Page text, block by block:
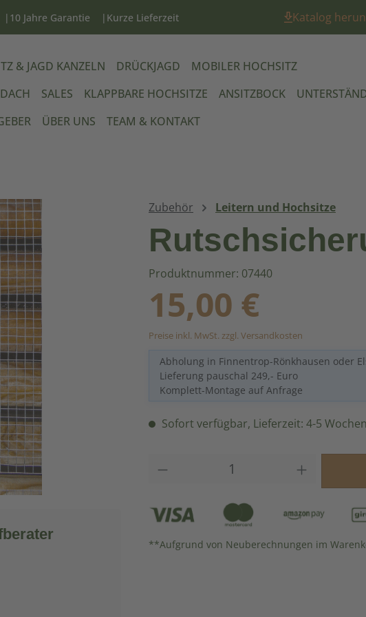
10 Jahre Garantie Kurze Lieferzeit Katalog
& JAGD KANZELN DRÜCKJAGD
MOBILER HOCHSITZ
SALES KLAPPBARE HOCHSITZE ANSITZBOCK
ÜBER UNS TEAM & KONTAKT
Zubehör Leitern und Hochsitze
Produktnummer: 07440
15,00 €
Preise inkl. MwSt. zzgl. Versandkosten
Abholung in Finnentrop-Rönkhausen oder
Lieferung pauschal 249,- Euro
Komplett-Montage auf Anfrage
Sofort verfügbar, Lieferzeit: 4-5 Wochen
Produkt Anzahl: Gib den
**Aufgrund von Neuberechnungen im